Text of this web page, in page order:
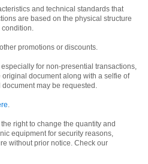
and technical standards that
are based on the physical structure
condition.
promotions or discounts.
especially for non-presential transactions,
document along with a selfie of
may be requested.
.
right to change the quantity and
equipment for security reasons,
without prior notice. Check our